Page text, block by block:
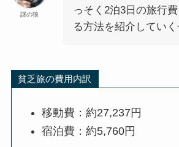
謎の狼
っそく2泊3日の旅行
る方法を紹介していく
貧乏旅の費用内訳
移動費：約27,237円
宿泊費：約5,760円